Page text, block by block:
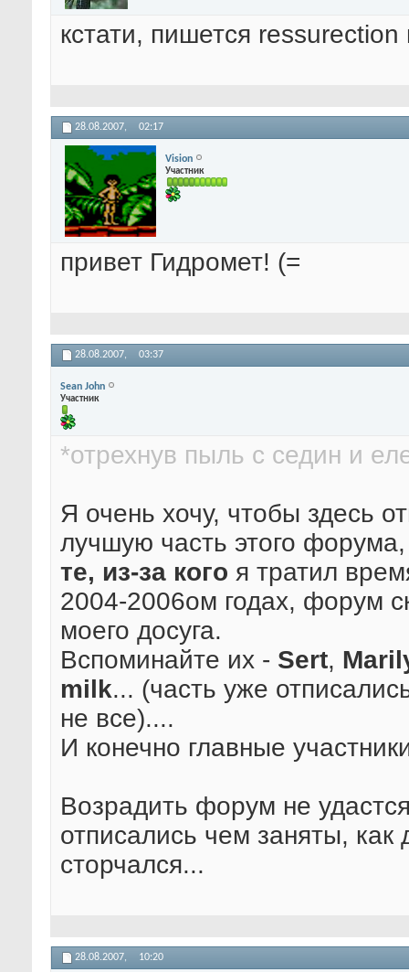
кстати, пишется
28.08.2007, 02:17
Vision
Участник
привет Гидромет! (=
28.08.2007, 03:37
Sean John
Участник
*отрехнув пыль с седин и
Я очень хочу, чтобы здесь
лучшую часть этого
те, из-за кого я тратил
2004-2006ом годах, форум
моего досуга.
Вспоминайте их - Sert,
milk... (часть уже
не все)....
И конечно главные
Возрадить форум не
отписались чем заняты, как
сторчался...
28.08.2007, 10:20